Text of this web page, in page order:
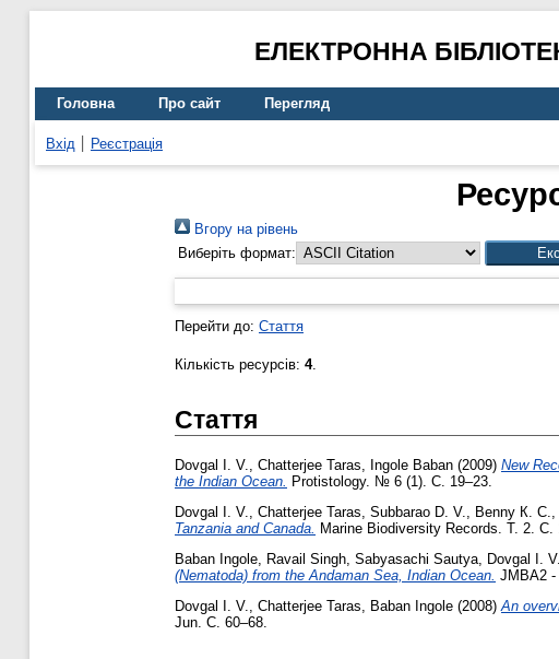
ЕЛЕКТРОННА
Головна Про сайт Перегляд
Вхід Реєстрація
Вгору на рівень
Виберіть формат:
Перейти до: Стаття
Кількість ресурсів: 4.
Стаття
Dovgal I. V., Chatterjee Taras, Ingole Baban (2009) New
the Indian Ocean. Protistology. № 6 (1). С. 19–23.
Dovgal I. V., Chatterjee Taras, Subbarao D. V., Benny К. С.,
Tanzania and Canada. Marine Biodiversity Records. Т. 2. С.
Baban Іngole
Ravaіl Singh Sabyasachі Sautya Dovgal I. V.
(Nematoda) from the Andaman Sea, Indian Ocean. JMBA2
Dovgal I. V.
Chatterjee Taras Baban Іngole (2008) An
Jun. С. 60–68.